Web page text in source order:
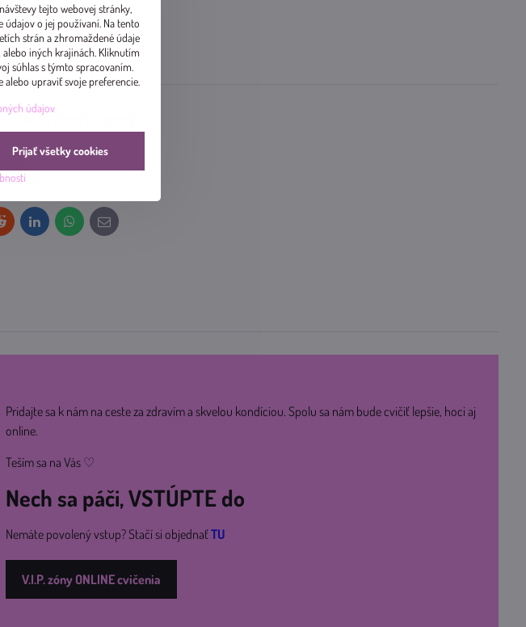
Buďte prvý!
LinkedInWhatsApp
E-
mail
Pridajte sa k nám na ceste za zdravím a skvelou kondíciou. Spolu sa nám bude cvičiť lepšie, hoci aj
online.
Teším sa na Vás ♡
Nech sa páči, VSTÚPTE do
Nemáte povolený vstup? Stačí si objednaťTU
V.I.P. zóny ONLINE cvičenia
tejto webovej stránky,
o jej používaní. Na tento
strán a zhromaždené údaje
iných krajinách. Kliknutím
súhlas s týmto spracovaním.
upraviť svoje preferencie.
údajov
Prijať všetky cookies